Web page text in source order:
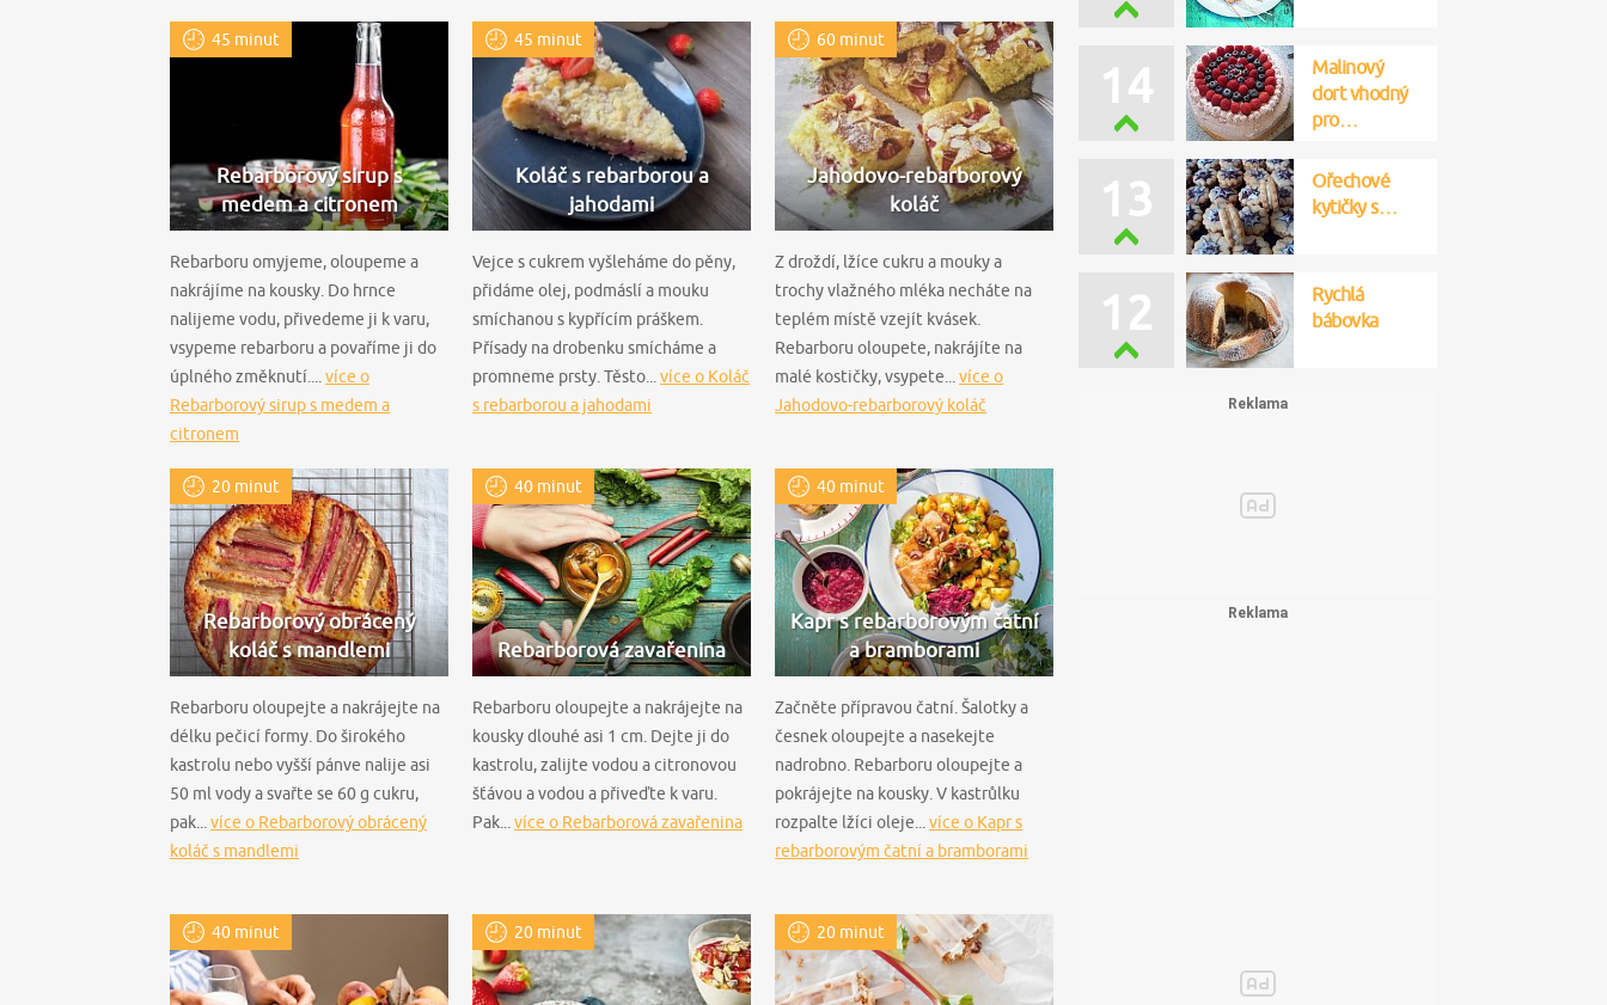
45 minut
Rebarborový sirup s
medem a citronem
Rebarboru omyjeme, oloupeme a
nakrájíme na kousky. Do hrnce
nalijeme vodu, přivedeme ji k varu,
vsypeme rebarboru a povaříme ji do
úplného změknutí.... více o
Rebarborový sirup s medem a
citronem
45 minut
Koláč s rebarborou a
jahodami
Vejce s cukrem vyšleháme do pěny,
přidáme olej, podmáslí a mouku
smíchanou s kypřícím práškem.
Přísady na drobenku smícháme a
promneme prsty. Těsto...více o Koláč
s rebarborou a jahodami
60 minut
Jahodovo-rebarborový
koláč
Z droždí, lžíce cukru a mouky a
trochy vlažného mléka necháte na
teplém místě vzejít kvásek.
Rebarboru oloupete, nakrájíte na
malé kostičky, vsypete...více o
Jahodovo-rebarborový koláč
20 minut
Rebarborový obrácený
koláč s mandlemi
Rebarboru oloupejte a nakrájejte na
délku pečicí formy. Do širokého
kastrolu nebo vyšší pánve nalije asi
50 ml vody a svařte se 60 g cukru,
pak...více o Rebarborový obrácený
koláč s mandlemi
40 minut
Rebarborová zavařenina
Rebarboru oloupejte a nakrájejte na
kousky dlouhé asi 1 cm. Dejte ji do
kastrolu, zalijte vodou a citronovou
šťávou a vodou a přiveďte k varu.
Pak...více o Rebarborová zavařenina
40 minut
Kapr s rebarborovým čatní
a bramborami
Začněte přípravou čatní. Šalotky a
česnek oloupejte a nasekejte
nadrobno. Rebarboru oloupejte a
pokrájejte na kousky. V kastrůlku
rozpalte lžíci oleje...více o Kapr s
rebarborovým čatní a bramborami
40 minut 20 minut 20 minut
14
Malinový
dort vhodný
pro…
13
Ořechové
kytičky s…
12
Rychlá
bábovka